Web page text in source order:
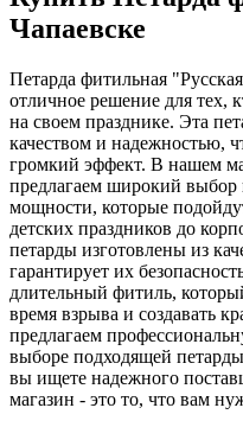
Чапаевске
Петарда фитильная
отличное решение для тех,
на своем празднике. Эта
качеством и надежностью,
громкий эффект. В нашем
предлагаем широкий выбор
мощности, которые
детских праздников до
петарды изготовлены из
гарантирует их
длительный фитиль,
время взрыва и создавать
предлагаем
выборе подходящей
вы ищете надежного
магазин - это то, что вам